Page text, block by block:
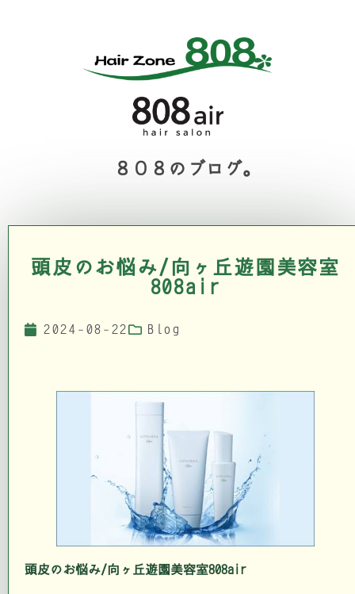
８０８のブログ。
頭皮のお悩み/向ヶ丘遊園美容室
808air
2024-08-22 Blog
頭皮のお悩み/向ヶ丘遊園美容室808air